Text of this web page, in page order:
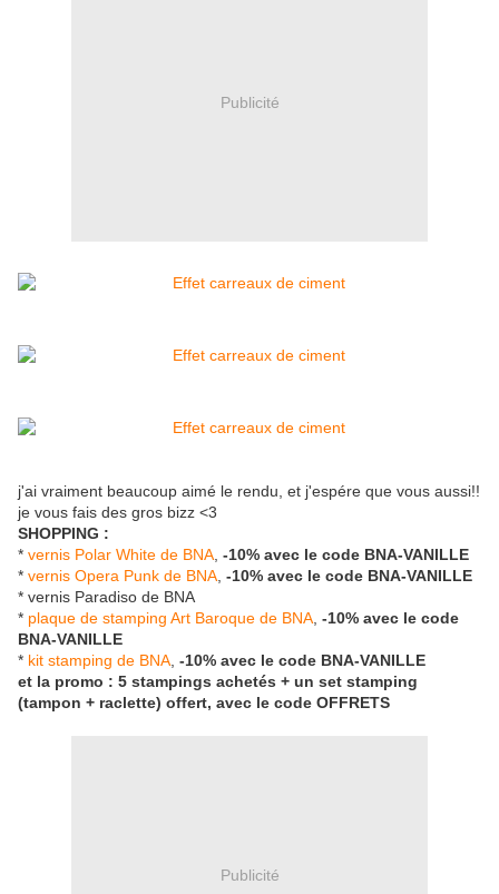
Publicité
j'ai vraiment beaucoup aimé le rendu, et j'espére que vous aussi!!
je vous fais des gros bizz <3
SHOPPING :
* vernis Polar White de BNA -10% avec le code BNA-VANILLE
* vernis Opera Punk de BNA -10% avec le code BNA-VANILLE
* vernis Paradiso de BNA
* plaque de stamping Art Baroque de BNA -10% avec le code
BNA-VANILLE
* kit stamping de BNA -10% avec le code BNA-VANILLE
et la promo : 5 stampings achetés + un set stamping
(tampon + raclette) offert, avec le code OFFRETS
Publicité